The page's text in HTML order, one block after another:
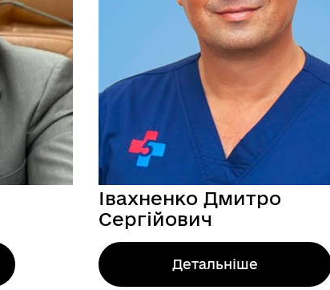
Івахненко Дмитро
Сергійович
Детальніше